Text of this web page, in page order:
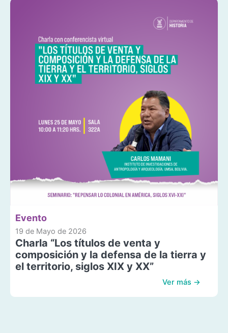
Evento
19 de Mayo de 2026
Charla “Los títulos de venta y
composición y la defensa de la tierra y
el territorio, siglos XIX y XX”
Ver más →